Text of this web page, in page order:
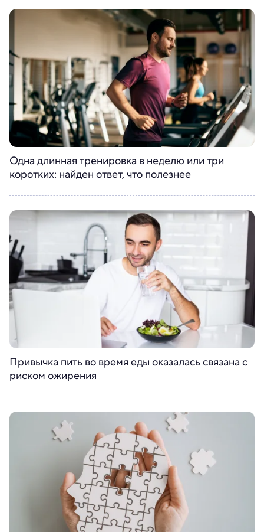
Одна длинная тренировка в неделю или три
коротких: найден ответ, что полезнее
Привычка пить во время еды оказалась связана с
риском ожирения